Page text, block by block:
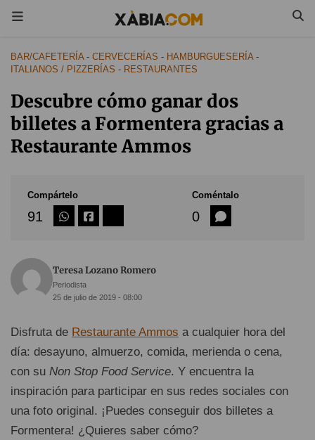
BAR/CAFETERÍA- CERVECERÍAS - HAMBURGUESERÍA-
ITALIANOS / PIZZERÍAS - RESTAURANTES
Descubre cómo ganar dos
billetes a Formentera gracias a
Restaurante Ammos
Compártelo
91
Coméntalo
0
Teresa Lozano Romero
Periodista
25 de julio de 2019 - 08:00
Disfruta de Restaurante Ammos a cualquier hora del
día: desayuno, almuerzo, comida, merienda o cena,
con su Non Stop Food Service. Y encuentra la
inspiración para participar en sus redes sociales con
una foto original. ¡Puedes conseguir dos billetes a
Formentera! ¿Quieres saber cómo?